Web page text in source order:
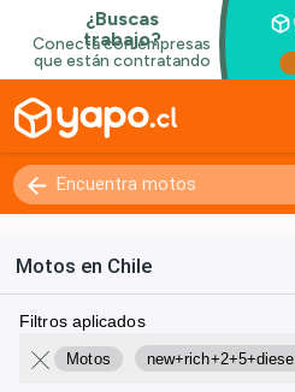
Motos en Chile
Filtros aplicados
Motos new+rich+2+5+diesel